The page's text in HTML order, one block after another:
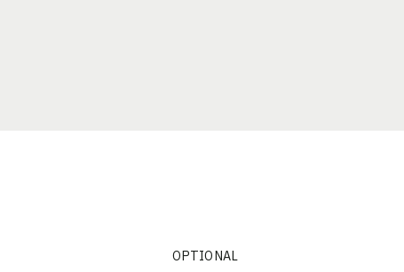
OPTIONAL